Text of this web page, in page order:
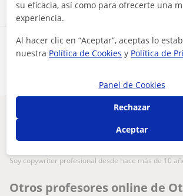
Comparte a este profesor
soy copywriter profesional desde hace más de 10
Otros profesores online de
su eficacia, así como para ofrecerte una
experiencia.
Al hacer clic en “Aceptar”, aceptas lo
nuestra Política de Cookies y Política de
Panel de Cookies
Rechazar
Aceptar